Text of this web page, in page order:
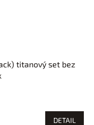
titanový set bez
DETAIL